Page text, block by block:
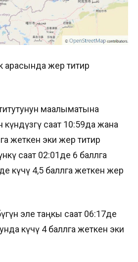
жер титирөө
маалыматына
күндүзгү саат 10:59да жана
жеткен эки жер титирөө
саат 02:01де 6 баллга
күчү 4,5 баллга жеткен жер
эле таңкы саат 06:17де
күчү 4 баллга жеткен эки